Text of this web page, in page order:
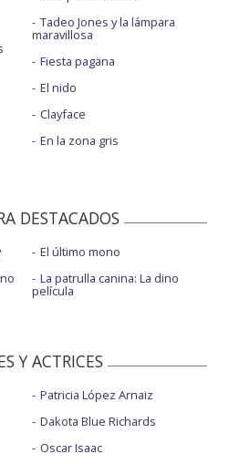
Tadeo Jones y la lámpara
maravillosa
Fiesta pagäna
El nido
Clayface
En la zona gris
DESTACADOS
El último mono
La patrulla canina: La dino
película
Y ACTRICES
Patricia López Arnaiz
Dakota Blue Richards
Oscar Isaac